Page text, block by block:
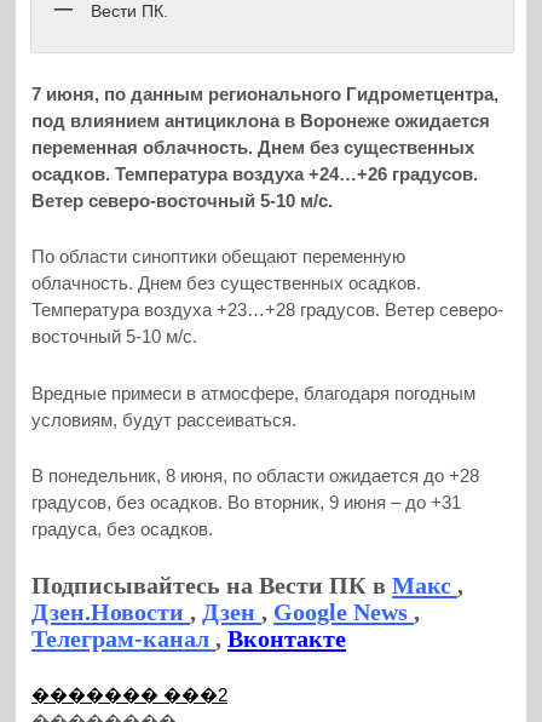
Вести ПК.
7 июня, по данным регионального Гидрометцентра,
под влиянием антициклона в Воронеже ожидается
переменная облачность. Днем без существенных
осадков. Температура воздуха +24…+26 градусов.
Ветер северо-восточный 5-10 м/с.
По области синоптики обещают переменную
облачность. Днем без существенных осадков.
Температура воздуха +23…+28 градусов. Ветер северо-
восточный 5-10 м/с.
Вредные примеси в атмосфере, благодаря погодным
условиям, будут рассеиваться.
В понедельник, 8 июня, по области ожидается до +28
градусов, без осадков. Во вторник, 9 июня – до +31
градуса, без осадков.
Подписывайтесь на Вести ПК вМакс,
Дзен.Новости,Дзен, Google News,
Телеграм-канал,Вконтакте
������� ���2